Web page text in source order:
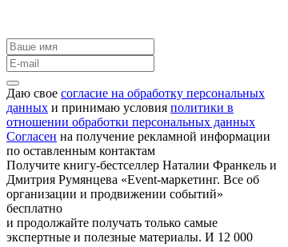
Даю свое согласие на обработку персональных
данных и принимаю условия политики в
отношении обработки персональных данных
Согласен на получение рекламной информации
по оставленным контактам
Получите книгу-бестселлер Наталии Франкель и
Дмитрия Румянцева «Event-маркетинг. Все об
организации и продвижении событий»
бесплатно
и продолжайте получать только самые
экспертные и полезные материалы. И 12 000